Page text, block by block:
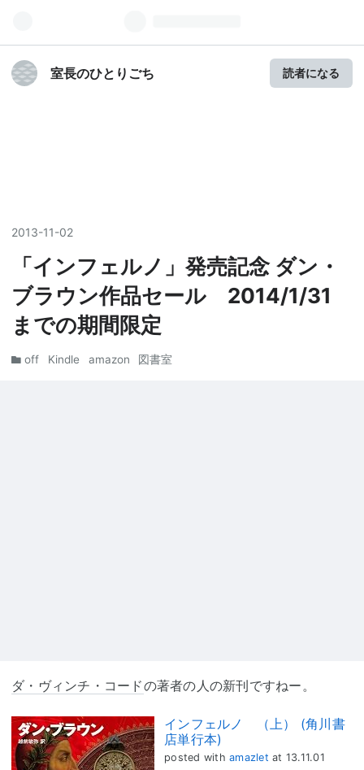
室長のひとりごち 読者になる
2013-11-02
「インフェルノ」発売記念 ダン・
ブラウン作品セール 2014/1/31
までの期間限定
off Kindle amazon 図書室
ダ・ヴィンチ・コードの著者の人の新刊ですねー。
インフェルノ （上） (角川書
店単行本)
posted with amazlet at 13.11.01